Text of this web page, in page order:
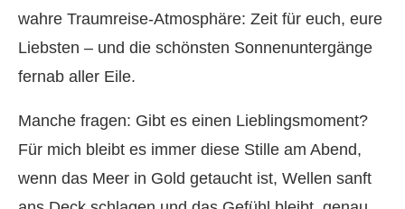
wahre Traumreise-Atmosphäre: Zeit für euch, eure
Liebsten – und die schönsten Sonnenuntergänge
fernab aller Eile.
Manche fragen: Gibt es einen Lieblingsmoment?
Für mich bleibt es immer diese Stille am Abend,
wenn das Meer in Gold getaucht ist, Wellen sanft